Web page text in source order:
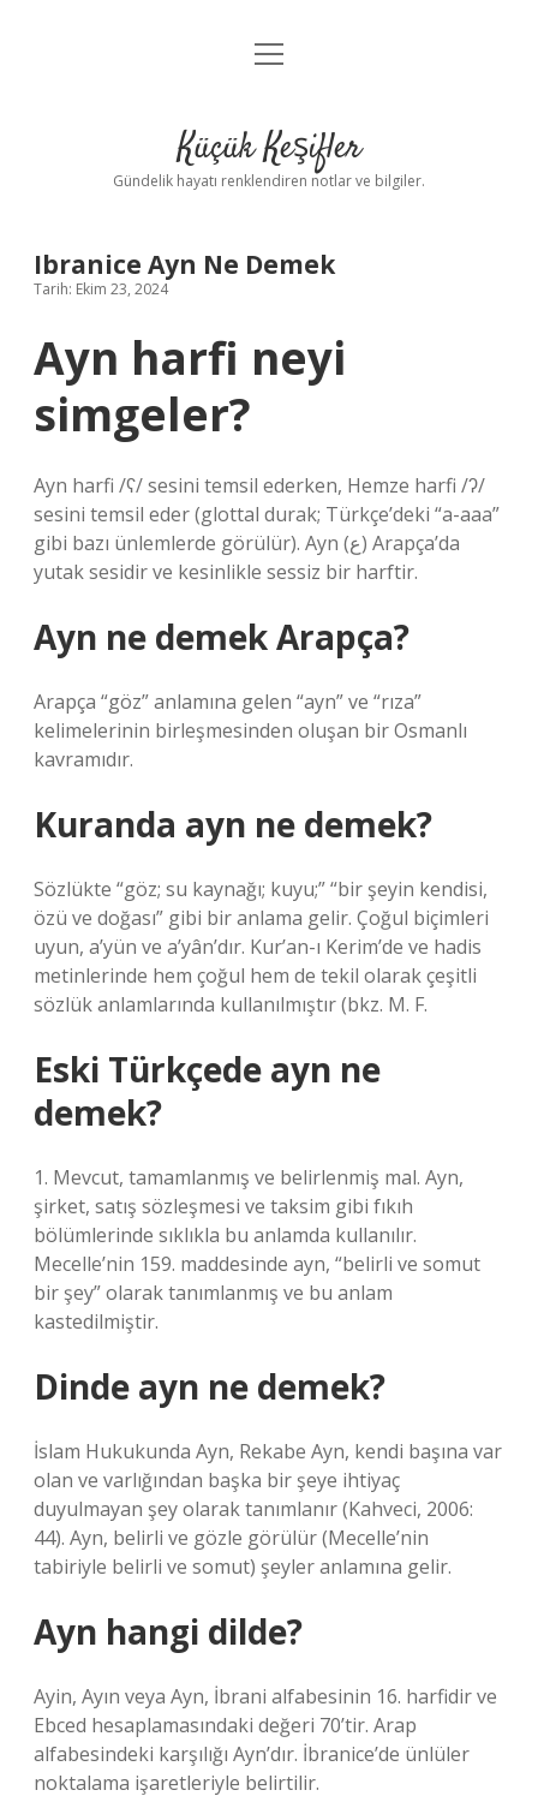
Anasayfa
Yasal Uyarı
menüyü
Küçük Keşifler
Gündelik hayatı renklendiren notlar ve bilgiler.
Ibranice Ayn Ne Demek
Tarih: Ekim 23, 2024
Ayn harfi neyi
simgeler?
Ayn harfi /ʕ/ sesini temsil ederken, Hemze harfi /ʔ/
sesini temsil eder (glottal durak; Türkçe’deki “a-aaa”
gibi bazı ünlemlerde görülür). Ayn (ع) Arapça’da
yutak sesidir ve kesinlikle sessiz bir harftir.
Ayn ne demek Arapça?
Arapça “göz” anlamına gelen “ayn” ve “rıza”
kelimelerinin birleşmesinden oluşan bir Osmanlı
kavramıdır.
Kuranda ayn ne demek?
Sözlükte “göz; su kaynağı; kuyu;” “bir şeyin kendisi,
özü ve doğası” gibi bir anlama gelir. Çoğul biçimleri
uyun, a’yün ve a’yân’dır. Kur’an-ı Kerim’de ve hadis
metinlerinde hem çoğul hem de tekil olarak çeşitli
sözlük anlamlarında kullanılmıştır (bkz. M. F.
Eski Türkçede ayn ne
demek?
1. Mevcut, tamamlanmış ve belirlenmiş mal. Ayn,
şirket, satış sözleşmesi ve taksim gibi fıkıh
bölümlerinde sıklıkla bu anlamda kullanılır.
Mecelle’nin 159. maddesinde ayn, “belirli ve somut
bir şey” olarak tanımlanmış ve bu anlam
kastedilmiştir.
Dinde ayn ne demek?
İslam Hukukunda Ayn, Rekabe Ayn, kendi başına var
olan ve varlığından başka bir şeye ihtiyaç
duyulmayan şey olarak tanımlanır (Kahveci, 2006:
44). Ayn, belirli ve gözle görülür (Mecelle’nin
tabiriyle belirli ve somut) şeyler anlamına gelir.
Ayn hangi dilde?
Ayin, Ayın veya Ayn, İbrani alfabesinin 16. harfidir ve
Ebced hesaplamasındaki değeri 70’tir. Arap
alfabesindeki karşılığı Ayn’dır. İbranice’de ünlüler
noktalama işaretleriyle belirtilir.